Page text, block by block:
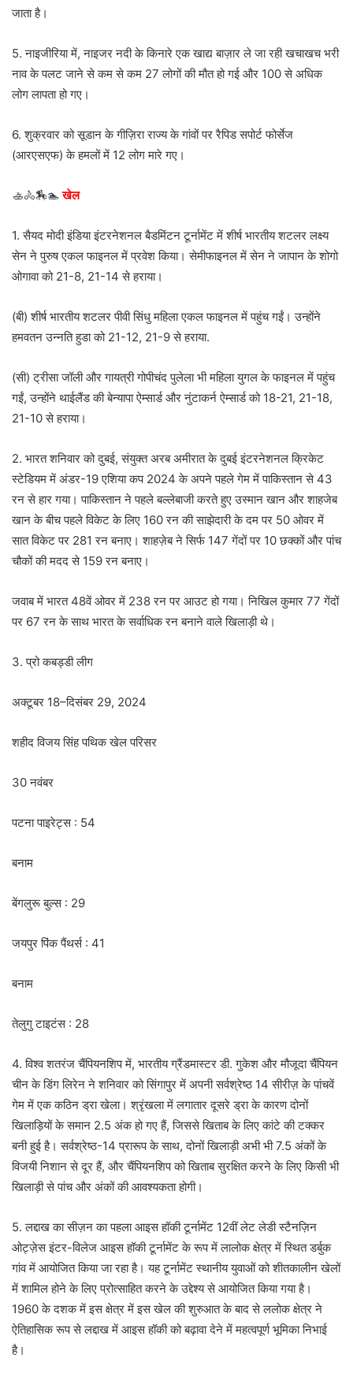
जाता है।
5. नाइजीरिया में, नाइजर नदी के किनारे एक खाद्य बाज़ार ले जा रही खचाखच भरी
नाव के पलट जाने से कम से कम 27 लोगों की मौत हो गई और 100 से अधिक
लोग लापता हो गए।
6. शुक्रवार को सूडान के गीज़िरा राज्य के गांवों पर रैपिड सपोर्ट फोर्सेज
(आरएसएफ) के हमलों में 12 लोग मारे गए।
🚣🚴🏇🏊खेल
1. सैयद मोदी इंडिया इंटरनेशनल बैडमिंटन टूर्नामेंट में शीर्ष भारतीय शटलर लक्ष्य
सेन ने पुरुष एकल फाइनल में प्रवेश किया। सेमीफाइनल में सेन ने जापान के शोगो
ओगावा को 21-8, 21-14 से हराया।
(बी) शीर्ष भारतीय शटलर पीवी सिंधु महिला एकल फाइनल में पहुंच गईं। उन्होंने
हमवतन उन्नति हुडा को 21-12, 21-9 से हराया.
(सी) ट्रीसा जॉली और गायत्री गोपीचंद पुलेला भी महिला युगल के फाइनल में पहुंच
गईं, उन्होंने थाईलैंड की बेन्यापा ऐम्सार्ड और नुंटाकर्न ऐम्सार्ड को 18-21, 21-18,
21-10 से हराया।
2. भारत शनिवार को दुबई, संयुक्त अरब अमीरात के दुबई इंटरनेशनल क्रिकेट
स्टेडियम में अंडर-19 एशिया कप 2024 के अपने पहले गेम में पाकिस्तान से 43
रन से हार गया। पाकिस्तान ने पहले बल्लेबाजी करते हुए उस्मान खान और शाहजेब
खान के बीच पहले विकेट के लिए 160 रन की साझेदारी के दम पर 50 ओवर में
सात विकेट पर 281 रन बनाए। शाहज़ेब ने सिर्फ 147 गेंदों पर 10 छक्कों और पांच
चौकों की मदद से 159 रन बनाए।
जवाब में भारत 48वें ओवर में 238 रन पर आउट हो गया। निखिल कुमार 77 गेंदों
पर 67 रन के साथ भारत के सर्वाधिक रन बनाने वाले खिलाड़ी थे।
3. प्रो कबड्डी लीग
अक्टूबर 18–दिसंबर 29, 2024
शहीद विजय सिंह पथिक खेल परिसर
30 नवंबर
पटना पाइरेट्स : 54
बनाम
बेंगलुरू बुल्स : 29
जयपुर पिंक पैंथर्स : 41
बनाम
तेलुगु टाइटंस : 28
4. विश्व शतरंज चैंपियनशिप में, भारतीय ग्रैंडमास्टर डी. गुकेश और मौजूदा चैंपियन
चीन के डिंग लिरेन ने शनिवार को सिंगापुर में अपनी सर्वश्रेष्ठ 14 सीरीज़ के पांचवें
गेम में एक कठिन ड्रा खेला। श्रृंखला में लगातार दूसरे ड्रा के कारण दोनों
खिलाड़ियों के समान 2.5 अंक हो गए हैं, जिससे खिताब के लिए कांटे की टक्कर
बनी हुई है। सर्वश्रेष्ठ-14 प्रारूप के साथ, दोनों खिलाड़ी अभी भी 7.5 अंकों के
विजयी निशान से दूर हैं, और चैंपियनशिप को खिताब सुरक्षित करने के लिए किसी भी
खिलाड़ी से पांच और अंकों की आवश्यकता होगी।
5. लद्दाख का सीज़न का पहला आइस हॉकी टूर्नामेंट 12वीं लेट लेडी स्टैनज़िन
ओट्ज़ेस इंटर-विलेज आइस हॉकी टूर्नामेंट के रूप में लालोक क्षेत्र में स्थित डर्बुक
गांव में आयोजित किया जा रहा है। यह टूर्नामेंट स्थानीय युवाओं को शीतकालीन खेलों
में शामिल होने के लिए प्रोत्साहित करने के उद्देश्य से आयोजित किया गया है।
1960 के दशक में इस क्षेत्र में इस खेल की शुरुआत के बाद से ललोक क्षेत्र ने
ऐतिहासिक रूप से लद्दाख में आइस हॉकी को बढ़ावा देने में महत्वपूर्ण भूमिका निभाई
है।